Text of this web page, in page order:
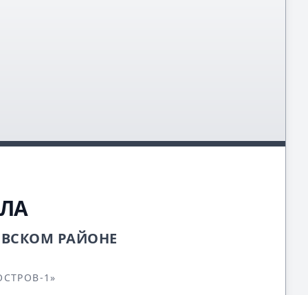
РАЙОНЕ
1»